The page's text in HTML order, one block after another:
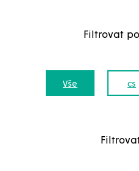
Filtrovat
Vše cs